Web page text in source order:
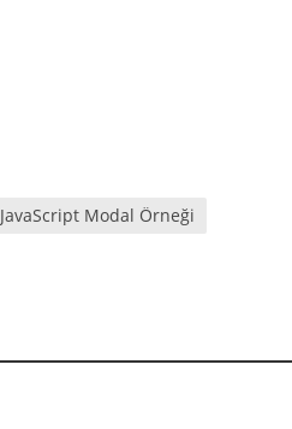
JavaScript Modal Örneği